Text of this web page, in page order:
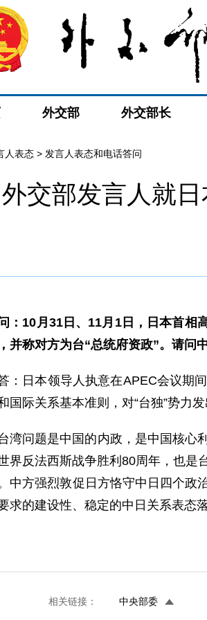
外交部 外交部长
人表态 > 发言人表态和电话答问
外交部发言人就
：10月31日、11月1日，日本首相
并称对方为台“总统府资政”。请问
：日本领导人执意在APEC会议期
国际关系基本准则，对“台独”势力
湾问题是中国的内政，是中国核心
界反法西斯战争胜利80周年，也是
中方强烈敦促日方恪守中日四个政
求的建设性、稳定的中日关系表态落
相关链接： 中央部委